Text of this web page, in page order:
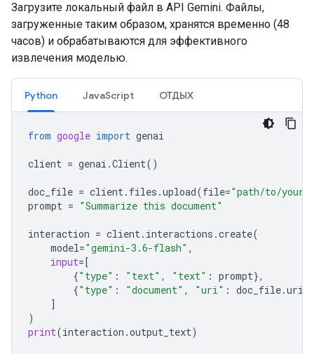
Загрузите локальный файл в API Gemini. Файлы,
загруженные таким образом, хранятся временно (48
часов) и обрабатываются для эффективного
извлечения моделью.
Python JavaScript ОТДЫХ
from google import genai
client = genai .Client()
doc_file = client. files .upload(file="path/to/your/
prompt = "Summarize this document"
interaction = client. interactions .create(
model="gemini-3.6-flash" ,
input=[
{"type" : "text" , "text" : prompt},
{"type" : "document" , "uri" : doc_file.uri
]
)
print(interaction .output_text)